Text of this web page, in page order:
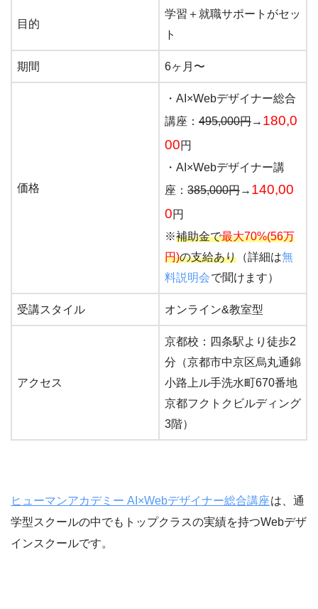
目的
学習＋就職サポートがセッ
ト
期間 6ヶ月〜
価格
・AI×Webデザイナー総合
講座： 495,000円→ 180,0
00円
・AI×Webデザイナー講
座： 385,000円→ 140,00
0円
※補助金で最大70%(56万
円)の支給あり （詳細は無
料説明会で聞けます）
受講スタイル オンライン&教室型
アクセス
京都校：四条駅より徒歩2
分（京都市中京区烏丸通錦
小路上ル手洗水町670番地
京都フクトクビルディング
3階）
ヒューマンアカデミー AI×Webデザイナー総合講座は、通
学型スクールの中でもトップクラスの実績を持つWebデザ
インスクールです。